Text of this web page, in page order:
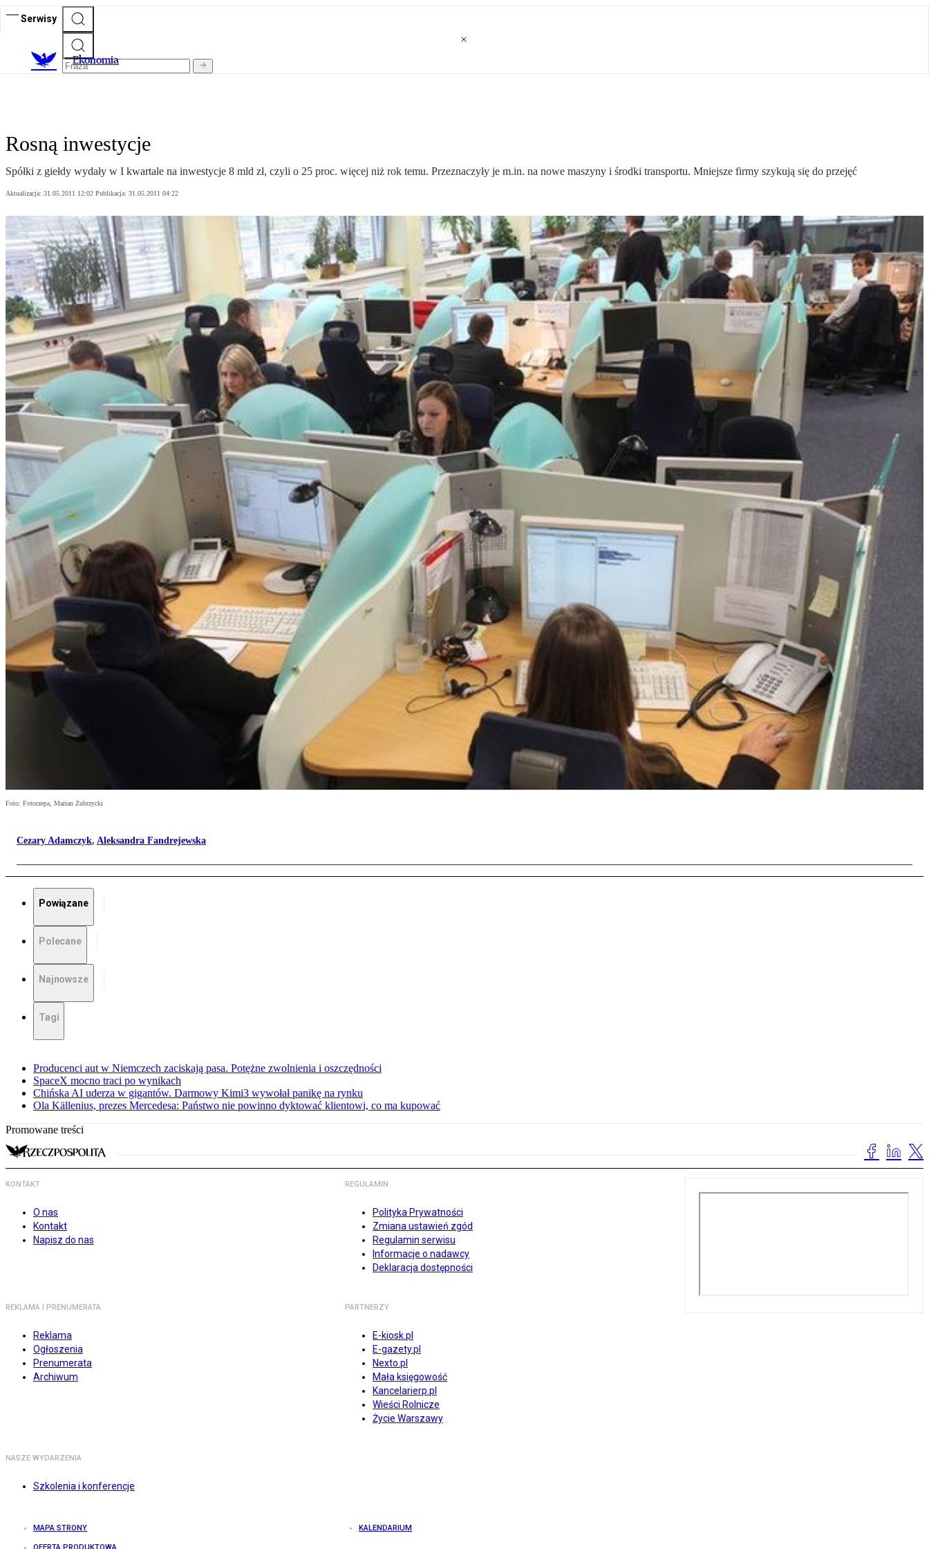
Serwisy
Ekonomia
Rosną inwestycje
Spółki z giełdy wydały w I kwartale na inwestycje 8 mld zł, czyli o 25 proc. więcej niż rok temu. Przeznaczyły je m.in. na nowe maszyny i środki transportu. Mniejsze firmy szykują się do przejęć
Aktualizacja: 31.05.2011 12:02 Publikacja: 31.05.2011 04:22
Foto: Fotorzepa, Marian Zubrzycki
Cezary Adamczyk, Aleksandra Fandrejewska
Powiązane
Polecane
Najnowsze
Tagi
Producenci aut w Niemczech zaciskają pasa. Potężne zwolnienia i oszczędności
SpaceX mocno traci po wynikach
Chińska AI uderza w gigantów. Darmowy Kimi3 wywołał panikę na rynku
Ola Källenius, prezes Mercedesa: Państwo nie powinno dyktować klientowi, co ma kupować
Promowane treści
KONTAKT
O nas
Kontakt
Napisz do nas
REGULAMIN
Polityka Prywatności
Zmiana ustawień zgód
Regulamin serwisu
Informacje o nadawcy
Deklaracja dostępności
REKLAMA I PRENUMERATA
Reklama
Ogłoszenia
Prenumerata
Archiwum
PARTNERZY
E-kiosk.pl
E-gazety.pl
Nexto.pl
Mała księgowość
Kancelarierp.pl
Wieści Rolnicze
Życie Warszawy
NASZE WYDARZENIA
Szkolenia i konferencje
MAPA STRONY KALENDARIUM